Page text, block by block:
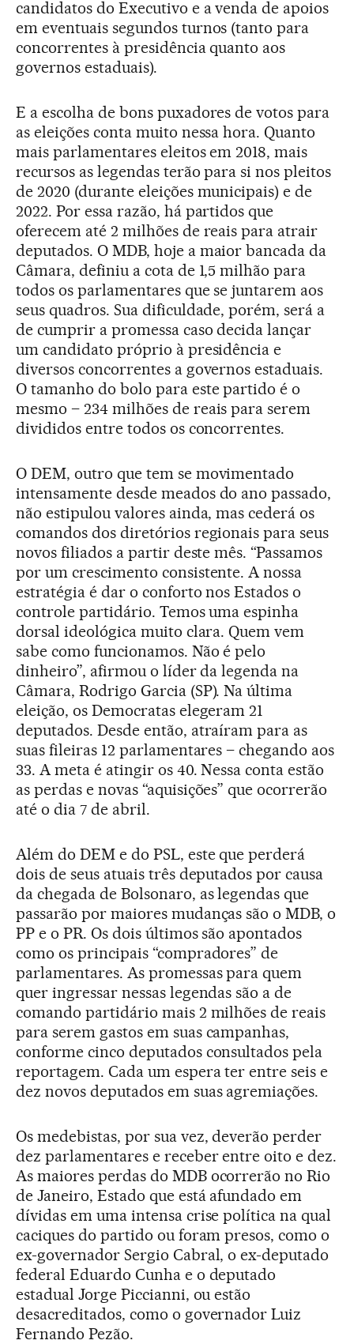
candidatos do Executivo e a venda de apoios
em eventuais segundos turnos (tanto para
concorrentes à presidência quanto aos
governos estaduais).
E a escolha de bons puxadores de votos para
as eleições conta muito nessa hora. Quanto
mais parlamentares eleitos em 2018, mais
recursos as legendas terão para si nos pleitos
de 2020 (durante eleições municipais) e de
2022. Por essa razão, há partidos que
oferecem até 2 milhões de reais para atrair
deputados. O MDB, hoje a maior bancada da
Câmara, definiu a cota de 1,5 milhão para
todos os parlamentares que se juntarem aos
seus quadros. Sua dificuldade, porém, será a
de cumprir a promessa caso decida lançar
um candidato próprio à presidência e
diversos concorrentes a governos estaduais.
O tamanho do bolo para este partido é o
mesmo – 234 milhões de reais para serem
divididos entre todos os concorrentes.
O DEM, outro que tem se movimentado
intensamente desde meados do ano passado,
não estipulou valores ainda, mas cederá os
comandos dos diretórios regionais para seus
novos filiados a partir deste mês. “Passamos
por um crescimento consistente. A nossa
estratégia é dar o conforto nos Estados o
controle partidário. Temos uma espinha
dorsal ideológica muito clara. Quem vem
sabe como funcionamos. Não é pelo
dinheiro”, afirmou o líder da legenda na
Câmara, Rodrigo Garcia (SP). Na última
eleição, os Democratas elegeram 21
deputados. Desde então, atraíram para as
suas fileiras 12 parlamentares – chegando aos
33. A meta é atingir os 40. Nessa conta estão
as perdas e novas “aquisições” que ocorrerão
até o dia 7 de abril.
Além do DEM e do PSL, este que perderá
dois de seus atuais três deputados por causa
da chegada de Bolsonaro, as legendas que
passarão por maiores mudanças são o MDB, o
PP e o PR. Os dois últimos são apontados
como os principais “compradores” de
parlamentares. As promessas para quem
quer ingressar nessas legendas são a de
comando partidário mais 2 milhões de reais
para serem gastos em suas campanhas,
conforme cinco deputados consultados pela
reportagem. Cada um espera ter entre seis e
dez novos deputados em suas agremiações.
Os medebistas, por sua vez, deverão perder
dez parlamentares e receber entre oito e dez.
As maiores perdas do MDB ocorrerão no Rio
de Janeiro, Estado que está afundado em
dívidas em uma intensa crise política na qual
caciques do partido ou foram presos, como o
ex-governador Sergio Cabral, o ex-deputado
federal Eduardo Cunha e o deputado
estadual Jorge Piccianni, ou estão
desacreditados, como o governador Luiz
Fernando Pezão.